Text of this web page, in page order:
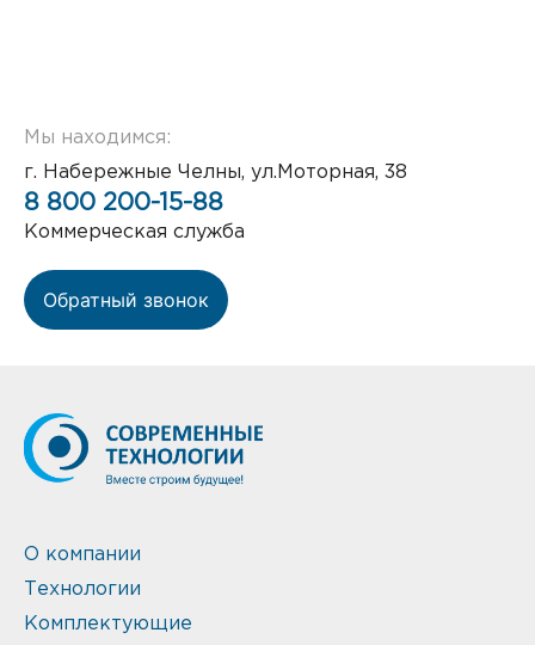
Мы находимся:
г. Набережные Челны, ул.Моторная, 38
8 800 200-15-88
Коммерческая служба
Обратный звонок
О компании
Технологии
Комплектующие